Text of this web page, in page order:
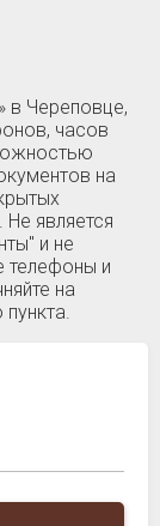
в Череповце,
часов
на
Не является
и не
телефоны и
на